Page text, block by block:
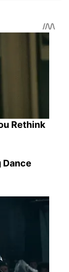
Rethink
Dance